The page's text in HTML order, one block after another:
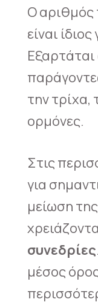
Ο αριθμός
είναι
την τρίχα,
ορμόνες.
Στις
για
μείωση
συνεδρίες
μέσος